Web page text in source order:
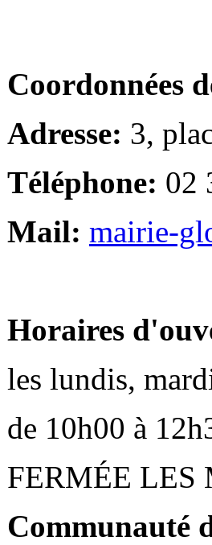
Coordonnées
Adresse: 3,
Téléphone: 02
Mail: mairie-
Horaires
les lundis,
de 10h00 à
FERMÉE LES
Communauté